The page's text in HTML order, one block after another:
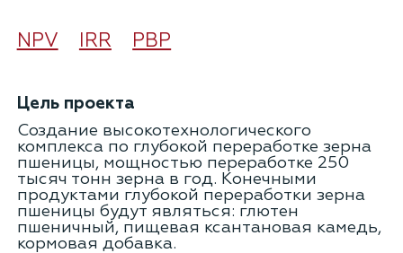
NPV IRR РВР
Цель проекта
Cоздание высокотехнологического
комплекса по глубокой переработке зерна
пшеницы, мощностью переработке 250
тысяч тонн зерна в год. Конечными
продуктами глубокой переработки зерна
пшеницы будут являться: глютен
пшеничный, пищевая ксантановая камедь,
кормовая добавка.